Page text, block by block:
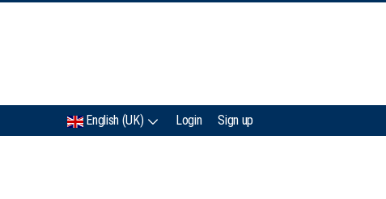
English (UK) Login Sign up